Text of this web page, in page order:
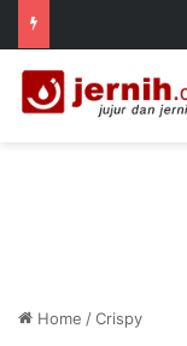
Home /Crispy